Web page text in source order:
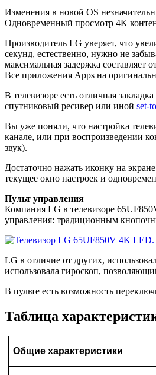
Изменения в новой OS
Одновременный просмотр 4K
Производитель LG уверяет, что
секунд, естественно, нужно не
максимальная задержка составляет
Все приложения Apps на
В телевизоре есть отличная
спутниковый ресивер или иной set-
Вы уже поняли, что настройка
канале, или при воспроизведении
звук).
Достаточно нажать иконку на
текущее окно настроек и
Пульт управления
Компания LG в телевизоре
управления: традиционным
LG в отличие от других,
использовала гироскоп,
В пульте есть возможность
Таблица
Общие характеристики